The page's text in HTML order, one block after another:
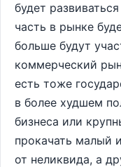
будет
часть в рынке
больше будут
коммерческий
есть тоже
в более худшем
бизнеса или
прокачать малый
от неликвида, а